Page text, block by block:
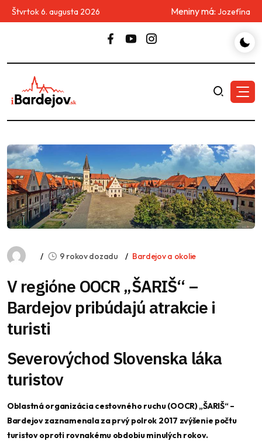
Štvrtok 6. augusta 2026 Meniny má: Jozefína
9 rokov dozadu Bardejov a okolie
V regióne OOCR „ŠARIŠ“ –
Bardejov pribúdajú atrakcie i
turisti
Severovýchod Slovenska láka
turistov
Oblastnáorganizácia cestovného ruchu (OOCR) „ŠARIŠ“ –
Bardejov zaznamenala za prvý polrok 2017 zvýšenie počtu
turistov oproti rovnakému obdobiu minulých rokov.